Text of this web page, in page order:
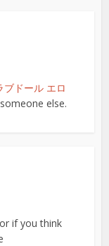
ブドール エロ
else.
if you think